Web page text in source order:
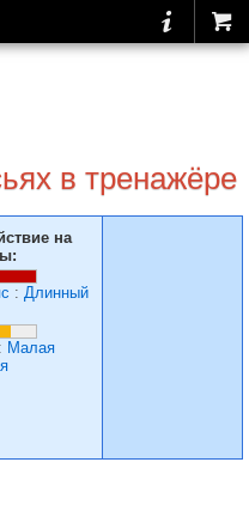
в тренажёре
на
: Длинный
: Малая